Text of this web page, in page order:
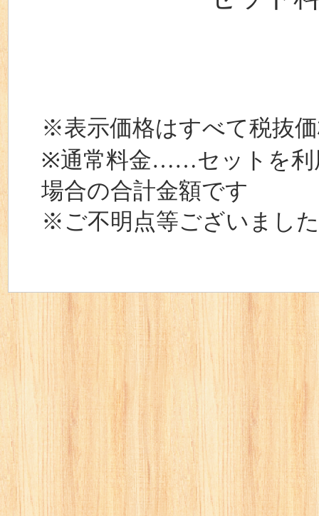
※表示価格はすべて税抜
※通常料金……セットを利
場合の合計金額です
※ご不明点等ございまし